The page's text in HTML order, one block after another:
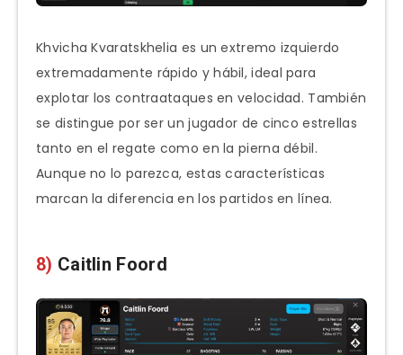
Khvicha Kvaratskhelia es un extremo izquierdo
extremadamente rápido y hábil, ideal para
explotar los contraataques en velocidad. También
se distingue por ser un jugador de cinco estrellas
tanto en el regate como en la pierna débil.
Aunque no lo parezca, estas características
marcan la diferencia en los partidos en línea.
8) Caitlin Foord